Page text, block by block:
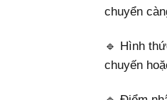
chuyển
🔹 Hình
chuyến